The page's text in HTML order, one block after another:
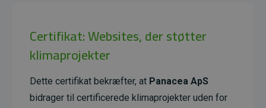
Certifikat: Websites, der støtter
klimaprojekter
Dette certifikat bekræfter, at Panacea ApS
bidrager til certificerede klimaprojekter uden for